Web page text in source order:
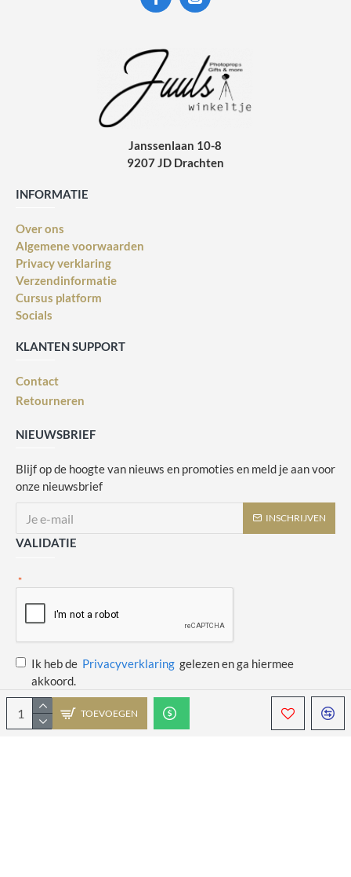
TOEVOEGEN
Janssenlaan 10-8
9207 JD Drachten
INFORMATIE
Over ons
Algemene voorwaarden
Privacy verklaring
Verzendinformatie
Cursus platform
Socials
KLANTEN SUPPORT
Contact
Retourneren
NIEUWSBRIEF
Blijf op de hoogte van nieuws en promoties en meld je aan voor
onze nieuwsbrief
INSCHRIJVEN
VALIDATIE
Ik heb de Privacyverklaring gelezen en ga hiermee
akkoord.